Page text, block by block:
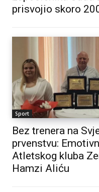
prisvojio skoro
Sport
Bez trenera na
prvenstvu:
Atletskog kluba
Hamzi Aliću